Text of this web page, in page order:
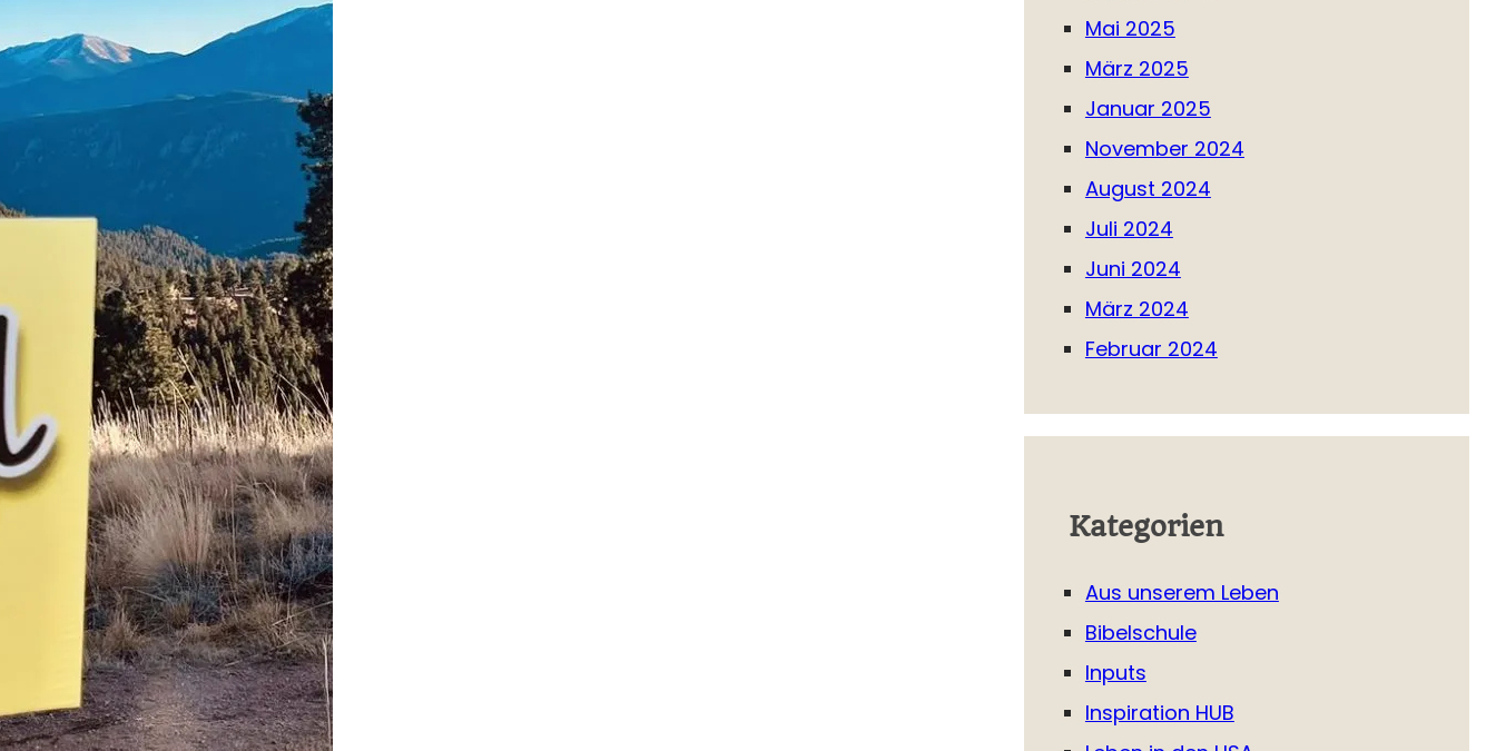
Mai 2025
März 2025
Januar 2025
November 2024
August 2024
Juli 2024
Juni 2024
März 2024
Februar 2024
Kategorien
Aus unserem Leben
Bibelschule
Inputs
Inspiration HUB